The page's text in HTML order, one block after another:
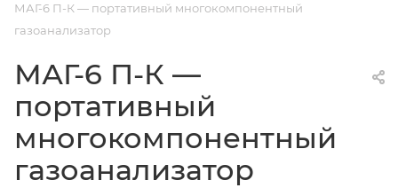
МАГ-6 П-К — портативный многокомпонентный
газоанализатор
МАГ-6 П-К —
портативный
многокомпонентный
газоанализатор